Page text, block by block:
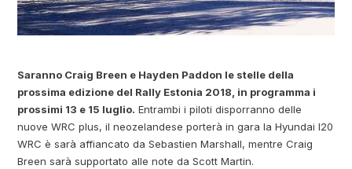
Saranno Craig Breen e Hayden Paddon le stelle della
prossima edizione del Rally Estonia 2018, in programma i
prossimi 13 e 15 luglio. Entrambi i piloti disporranno delle
nuove WRC plus, il neozelandese porterà in gara la Hyundai I20
WRC è sarà affiancato da Sebastien Marshall, mentre Craig
Breen sarà supportato alle note da Scott Martin.